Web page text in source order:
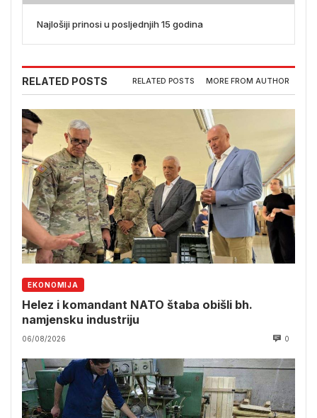
Najlošiji prinosi u posljednjih 15 godina
RELATED POSTS RELATED POSTS MORE FROM AUTHOR
EKONOMIJA
Helez i komandant NATO štaba obišli bh.
namjensku industriju
06/08/2026 0